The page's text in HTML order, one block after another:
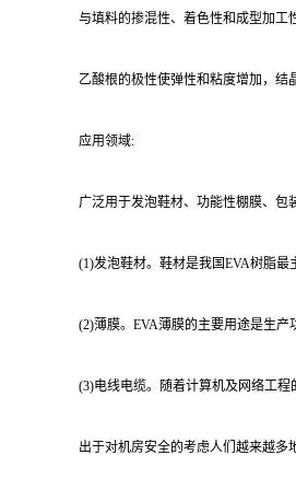
与填料的掺混性、着色性和成型加工
乙酸根的极性使弹性和粘度增加，结
应用领域:
广泛用于发泡鞋材、功能性棚膜、包
(1)发泡鞋材。鞋材是我国EVA树脂最
(2)薄膜。EVA薄膜的主要用途是生产
(3)电线电缆。随着计算机及网络工程
出于对机房安全的考虑人们越来越多